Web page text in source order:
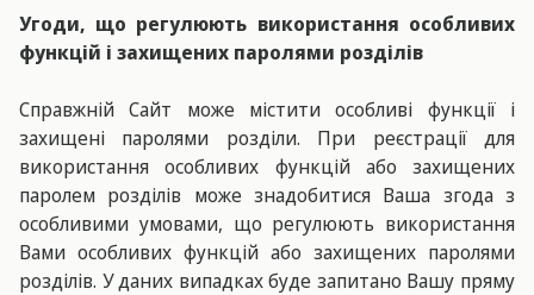
Угоди, що регулюють використання особливих
функцій і захищених паролями розділів
Справжній Сайт може містити особливі функції і
захищені паролями розділи. При реєстрації для
використання особливих функцій або захищених
паролем розділів може знадобитися Ваша згода з
особливими умовами, що регулюють використання
Вами особливих функцій або захищених паролями
розділів. У даних випадках буде запитано Вашу пряму